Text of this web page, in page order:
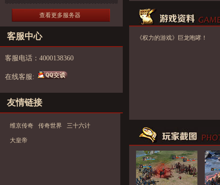
查看更多服务器
客服中心
客服电话：4000138360
在线客服:
友情链接
维京传奇 传奇世界 三十六计
大皇帝
《权力的游戏》巨龙咆哮！